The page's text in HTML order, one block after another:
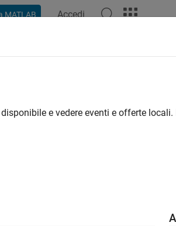
MATLAB Accedi
e vedere eventi e offerte locali.